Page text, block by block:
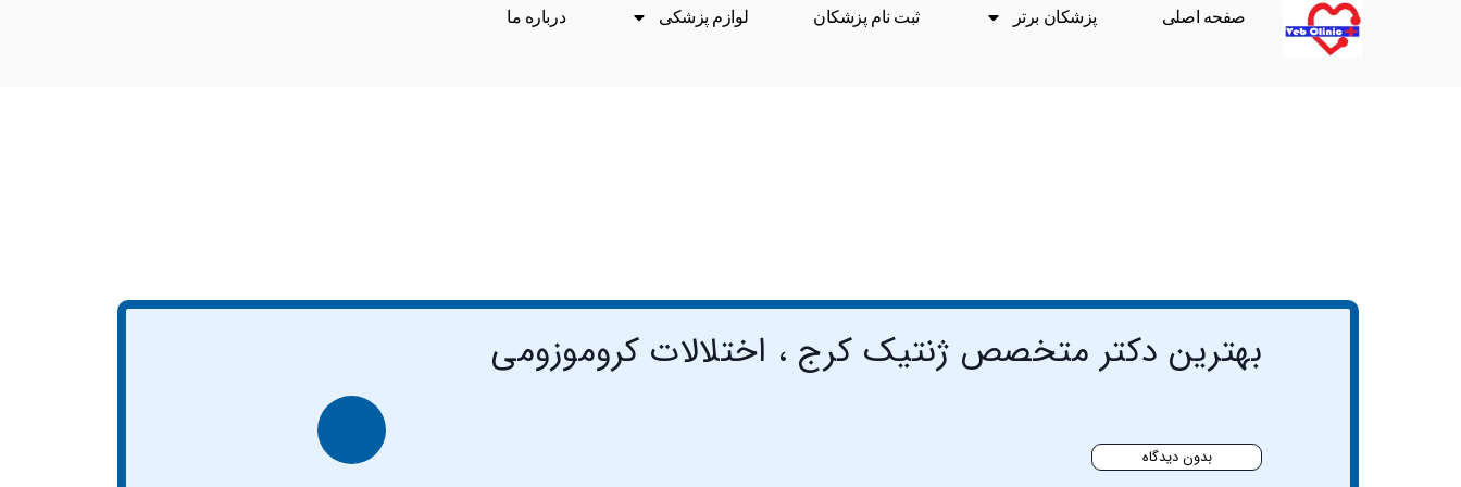
صفحه اصلی پزشکان برتر ثبت نام پزشکان لوازم پزشکی درباره ما
بهترین دکتر متخصص ژنتیک کرج ، اختلالات کروموزومی
بدون دیدگاه